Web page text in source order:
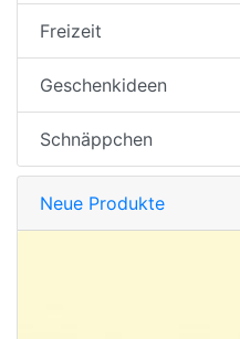
Freizeit
Geschenkideen
Schnäppchen
Neue Produkte